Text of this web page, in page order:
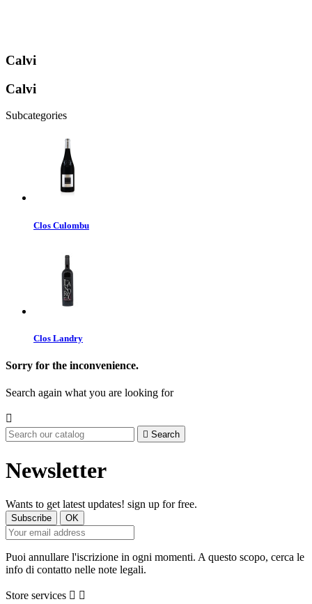
Calvi
Calvi
Subcategories
Clos Culombu
Clos Landry
Sorry for the inconvenience.
Search again what you are looking for

 Search
Newsletter
Wants to get latest updates! sign up for free.
Puoi annullare l'iscrizione in ogni momenti. A questo scopo, cerca le
info di contatto nelle note legali.
Store services  